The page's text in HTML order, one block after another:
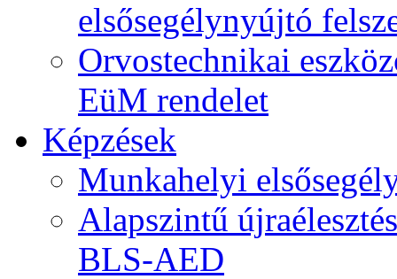
elsősegélynyújtó
Orvostechnikai
EüM rendelet
Képzések
Munkahelyi
Alapszintű
BLS-AED